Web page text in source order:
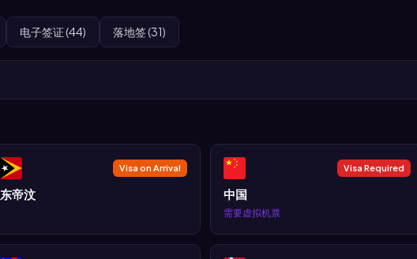
电子签证 (44) 落地签 (31)
Visa on Arrival
东帝汶
Visa Required
中国
需要虚拟机票